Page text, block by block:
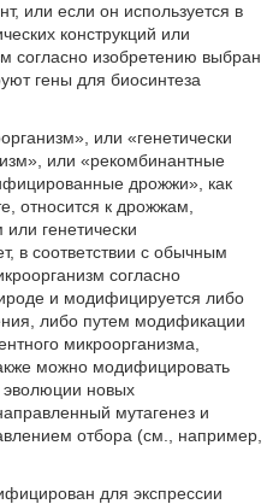
или если он используется в
конструкций или
согласно изобретению выбран
гены для биосинтеза
или «генетически
или «рекомбинантные
дрожжи», как
относится к дрожжам,
генетически
в соответствии с обычным
согласно
и модифицируется либо
либо путем модификации
микроорганизма,
можно модифицировать
эволюции новых
мутагенез и
отбора (см., например,
для экспрессии